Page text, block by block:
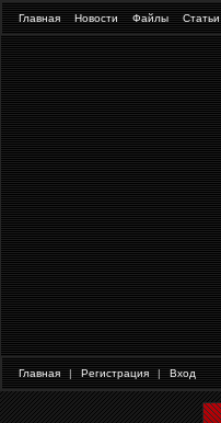
Главная Новости Файлы Статьи
Главная | Регистрация | Вход